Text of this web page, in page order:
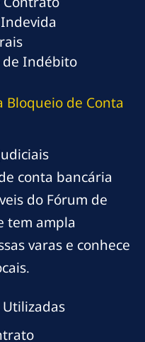
de Indébito
Bloqueio de Conta
conta bancária
do Fórum de
tem ampla
varas e conhece
Utilizadas